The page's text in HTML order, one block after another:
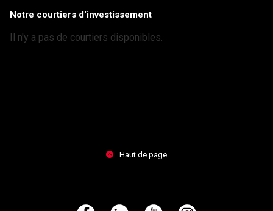
Notre courtiers d'investissement
Il n'y a pas de courtiers disponibles.
Haut de page